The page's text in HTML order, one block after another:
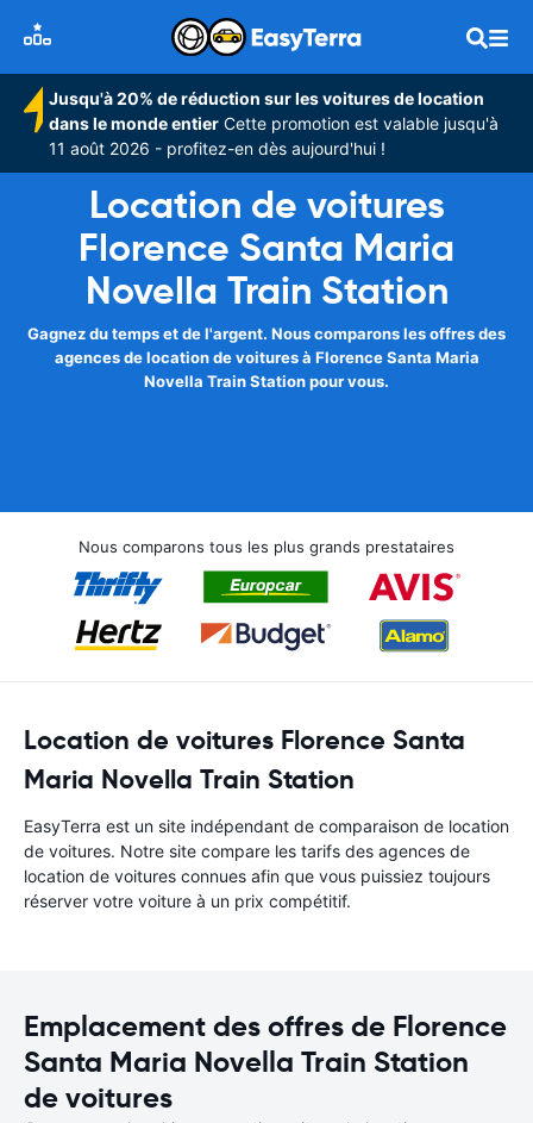
Jusqu'à 20% de réduction sur les voitures de location
dans le monde entier Cette promotion est valable jusqu'à
11 août 2026 - profitez-en dès aujourd'hui !
Location de voitures
Florence Santa Maria
Novella Train Station
Gagnez du temps et de l'argent. Nous comparons les offres des
agences de location de voitures à Florence Santa Maria
Novella Train Station pour vous.
Nous comparons tous les plus grands prestataires
Location de voitures Florence Santa
Maria Novella Train Station
EasyTerra est un site indépendant de comparaison de location
de voitures. Notre site compare les tarifs des agences de
location de voitures connues afin que vous puissiez toujours
réserver votre voiture à un prix compétitif.
Emplacement des offres de Florence
Santa Maria Novella Train Station
de voitures